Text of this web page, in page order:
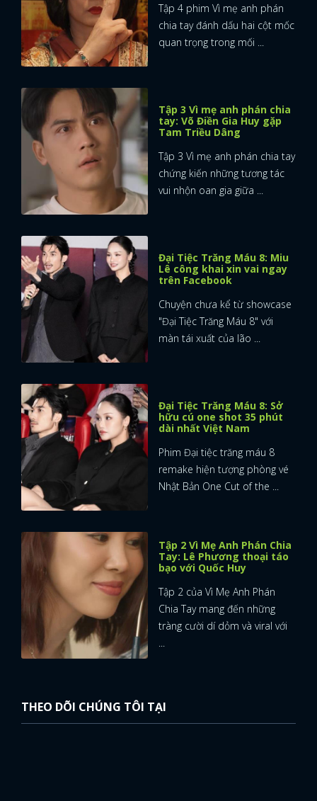
Tập 4 phim Vì mẹ anh phán
chia tay đánh dấu hai cột mốc
quan trọng trong mối ...
Tập 3 Vì mẹ anh phán chia
tay: Võ Điền Gia Huy gặp
Tam Triều Dâng
Tập 3 Vì mẹ anh phán chia tay
chứng kiến những tương tác
vui nhộn oan gia giữa ...
Đại Tiệc Trăng Máu 8: Miu
Lê công khai xin vai ngay
trên Facebook
Chuyện chưa kể từ showcase
"Đại Tiệc Trăng Máu 8" với
màn tái xuất của lão ...
Đại Tiệc Trăng Máu 8: Sở
hữu cú one shot 35 phút
dài nhất Việt Nam
Phim Đại tiệc trăng máu 8
remake hiện tượng phòng vé
Nhật Bản One Cut of the ...
Tập 2 Vì Mẹ Anh Phán Chia
Tay: Lê Phương thoại táo
bạo với Quốc Huy
Tập 2 của Vì Mẹ Anh Phán
Chia Tay mang đến những
tràng cười dí dỏm và viral với
THEO DÕI CHÚNG TÔI TẠI